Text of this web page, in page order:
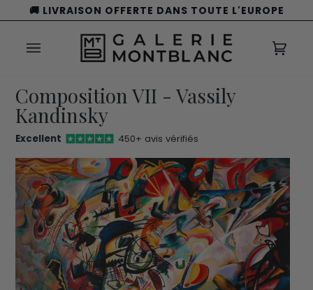
Passer
au
🚚 LIVRAISON OFFERTE DANS TOUTE L'EUROPE
Composition VII - Vassily
Kandinsky
Excellent 450+ avis vérifiés